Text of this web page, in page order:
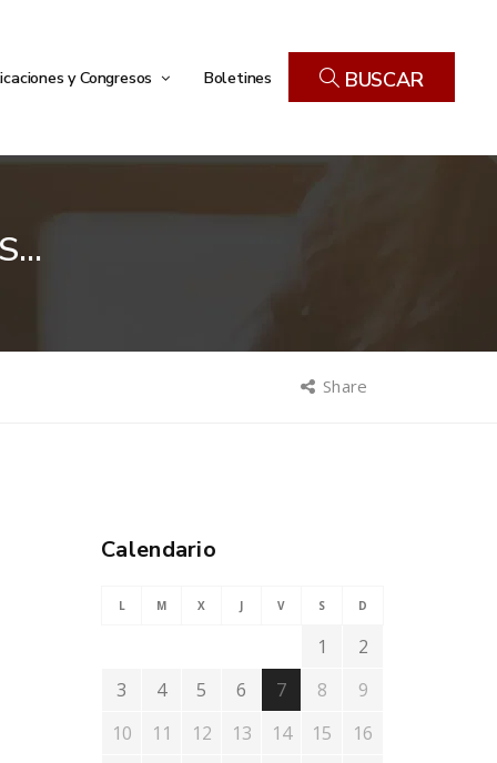
y Congresos Boletines BUSCAR
Share
Calendario
L M X J V S D
1
2
3
4 5 6 7 8
9
10
11 12 13 14 15
16